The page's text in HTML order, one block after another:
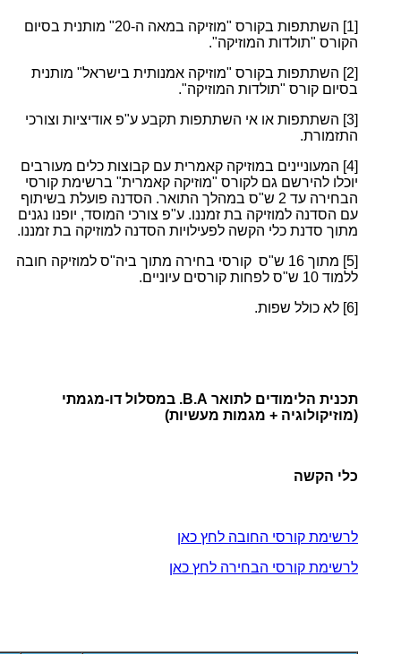
[1]
השתתפות בקורס "מוזיקה במאה ה-20" מותנית בסיום
הקורס "תולדות המוזיקה".
[2]
השתתפות בקורס "מוזיקה אמנותית בישראל" מותנית
בסיום קורס "תולדות המוזיקה".
[3]
השתתפות או אי השתתפות תקבע ע"פ אודיציות וצורכי
התזמורת.
[4]
המעוניינים במוזיקה קאמרית עם קבוצות כלים מעורבים
יוכלו להירשם גם לקורס "מוזיקה קאמרית" ברשימת קורסי
הבחירה עד 2 ש"ס במהלך התואר. הסדנה פועלת בשיתוף
עם הסדנה למוזיקה בת זמננו. ע"פ צורכי המוסד, יופנו נגנים
מתוך סדנת כלי הקשה לפעילויות הסדנה למוזיקה בת זמננו.
[5]
מתוך 16 ש"ס קורסי בחירה מתוך ביה"ס למוזיקה חובה
ללמוד 10 ש"ס לפחות קורסים עיוניים.
[6]
לא כולל שפות.
תכנית הלימודים לתואר B.A. במסלול דו-מגמתי
(מוזיקולוגיה + מגמות מעשיות)
כלי הקשה
לרשימת קורסי החובה לחץ כאן
לרשימת קורסי הבחירה לחץ כאן